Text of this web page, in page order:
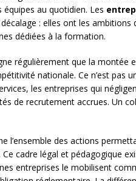
au quotidien. Les
: elles ont les
dédiées à la formation.
régulièrement que la montée
nationale. Ce n’est pas
les entreprises qui
de recrutement accrues. Un
l’ensemble des actions
cadre légal et pédagogique
entreprises le mobilisent